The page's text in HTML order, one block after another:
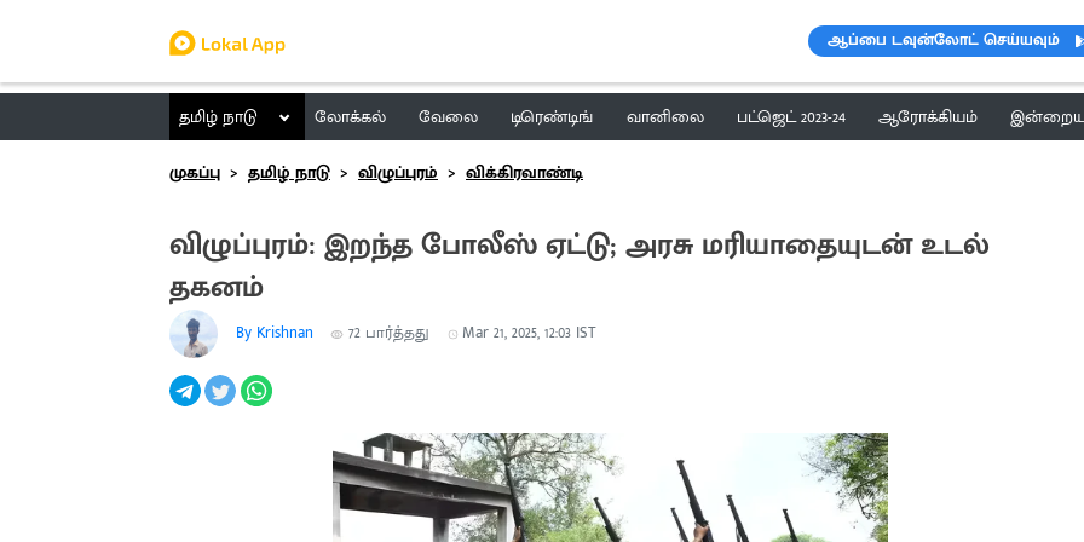
ஆப்பை டவுன்லோட் செய்யவும்
தமிழ் நாடு லோக்கல் வேலை டிரெண்டிங் வானிலை பட்ஜெட் 2023-24 ஆரோக்கியம் இன்றைய
முகப்பு
தமிழ் நாடு விழுப்புரம் விக்கிரவாண்டி
விழுப்புரம்: இறந்த போலீஸ் ஏட்டு; அரசு மரியாதையுடன் உடல்
தகனம்
By Krishnan 72 பார்த்தது Mar 21, 2025, 12:03 IST